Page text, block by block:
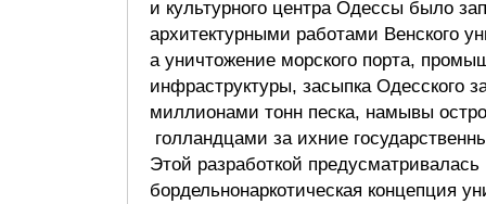
и культурного центра Одессы было
архитектурными работами Венского
а уничтожение морского порта,
инфраструктуры, засыпка Одесского
миллионами тонн песка, намывы
голландцами за ихние
Этой разработкой предусматривалась
бордельнонаркотическая концепция